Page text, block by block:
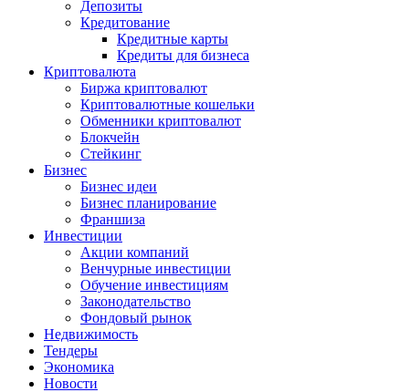
Депозиты
Кредитование
Кредитные карты
Кредиты для бизнеса
Криптовалюта
Биржа криптовалют
Криптовалютные кошельки
Обменники криптовалют
Блокчейн
Стейкинг
Бизнес
Бизнес идеи
Бизнес планирование
Франшиза
Инвестиции
Акции компаний
Венчурные инвестиции
Обучение инвестициям
Законодательство
Фондовый рынок
Недвижимость
Тендеры
Экономика
Новости